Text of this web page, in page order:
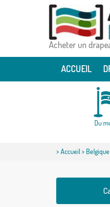
Acheter un
ACCUEIL
Du
>Accueil> Belgique